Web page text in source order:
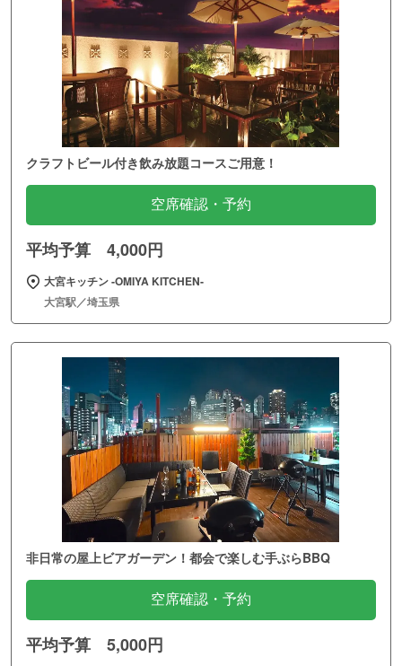
クラフトビール付き飲み放題コースご用意！
空席確認・予約
平均予算 4,000円
大宮キッチン ‐OMIYA KITCHEN‐
大宮駅／埼玉県
非日常の屋上ビアガーデン！都会で楽しむ手ぶらBBQ
空席確認・予約
平均予算 5,000円